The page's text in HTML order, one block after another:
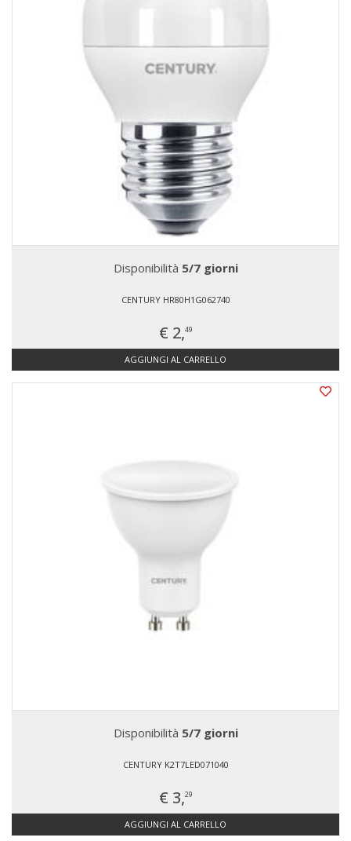
Disponibilità 5/7 giorni
CENTURY HR80H1G062740
€ 2,49
AGGIUNGI AL CARRELLO
Disponibilità 5/7 giorni
CENTURY K2T7LED071040
€ 3,29
AGGIUNGI AL CARRELLO